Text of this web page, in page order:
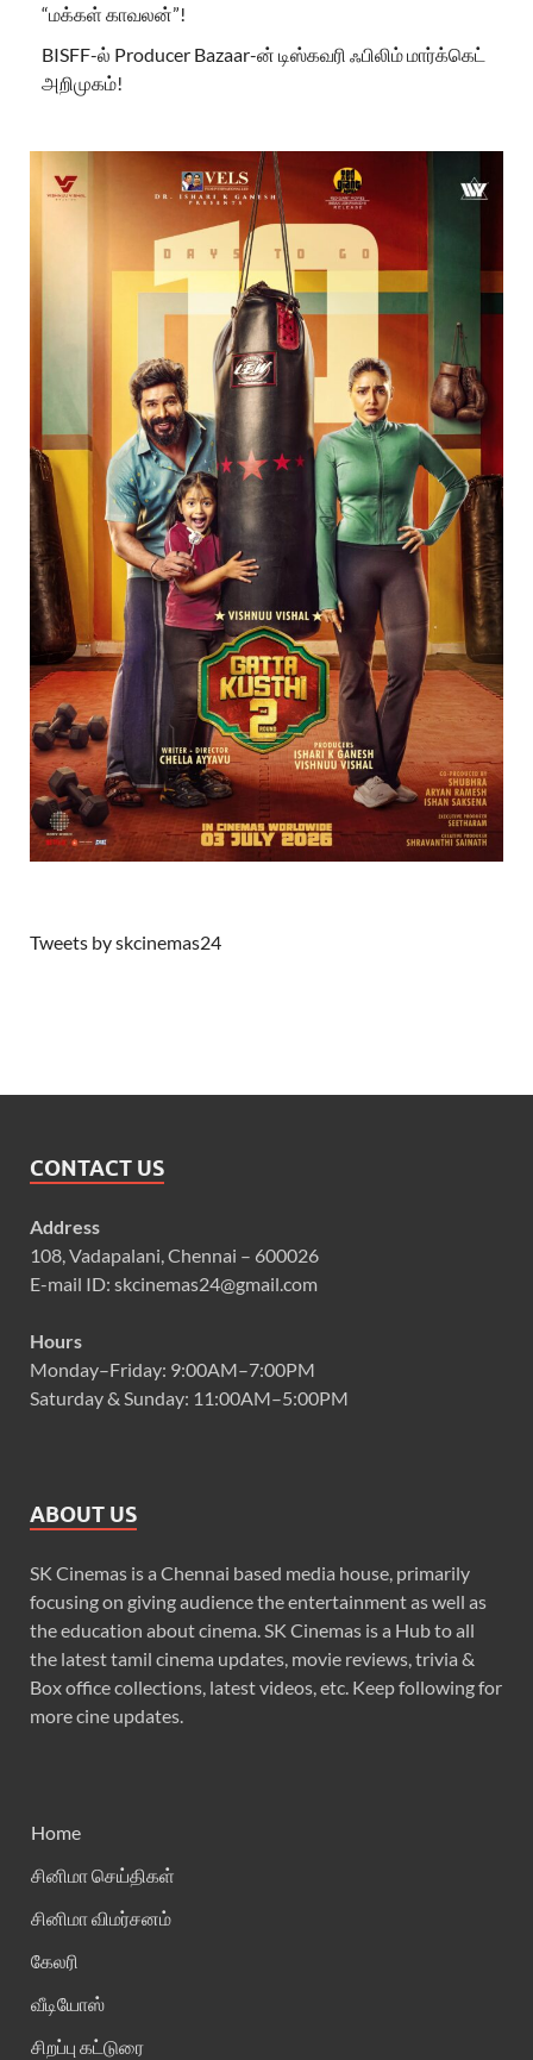
“மக்கள் காவலன்”!
BISFF-ல் Producer Bazaar-ன் டிஸ்கவரி ஃபிலிம் மார்க்கெட்
அறிமுகம்!
Tweets by skcinemas24
CONTACT US
Address
108, Vadapalani, Chennai – 600026
E-mail ID: skcinemas24@gmail.com
Hours
Monday–Friday: 9:00AM–7:00PM
Saturday & Sunday: 11:00AM–5:00PM
ABOUT US
SK Cinemas is a Chennai based media house, primarily
focusing on giving audience the entertainment as well as
the education about cinema. SK Cinemas is a Hub to all
the latest tamil cinema updates, movie reviews, trivia &
Box office collections, latest videos, etc. Keep following for
more cine updates.
Home
சினிமா செய்திகள்
சினிமா விமர்சனம்
கேலரி
வீடியோஸ்
சிறப்பு கட்டுரை